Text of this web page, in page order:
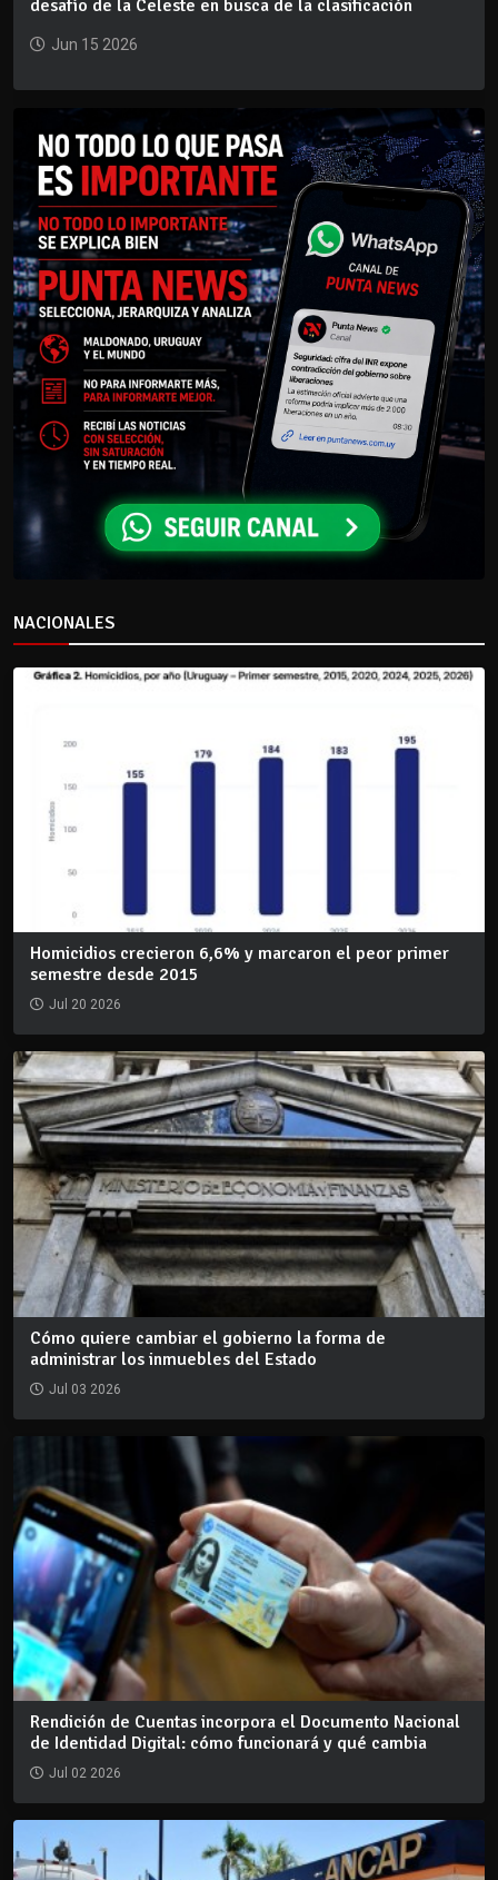
desafío de la Celeste en busca de la clasificación
Jun 15 2026
NACIONALES
Homicidios crecieron 6,6% y marcaron el peor primer
semestre desde 2015
Jul 20 2026
Cómo quiere cambiar el gobierno la forma de
administrar los inmuebles del Estado
Jul 03 2026
Rendición de Cuentas incorpora el Documento Nacional
de Identidad Digital: cómo funcionará y qué cambia
Jul 02 2026